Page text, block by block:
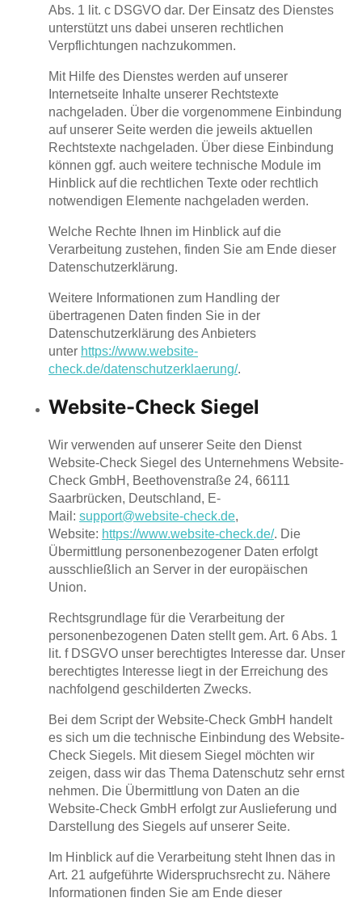
Abs. 1 lit. c DSGVO dar. Der Einsatz des Dienstes
unterstützt uns dabei unseren rechtlichen
Verpflichtungen nachzukommen.
Mit Hilfe des Dienstes werden auf unserer
Internetseite Inhalte unserer Rechtstexte
nachgeladen. Über die vorgenommene Einbindung
auf unserer Seite werden die jeweils aktuellen
Rechtstexte nachgeladen. Über diese Einbindung
können ggf. auch weitere technische Module im
Hinblick auf die rechtlichen Texte oder rechtlich
notwendigen Elemente nachgeladen werden.
Welche Rechte Ihnen im Hinblick auf die
Verarbeitung zustehen, finden Sie am Ende dieser
Datenschutzerklärung.
Weitere Informationen zum Handling der
übertragenen Daten finden Sie in der
Datenschutzerklärung des Anbieters
unter https://www.website-
check.de/datenschutzerklaerung/.
Website-Check Siegel
Wir verwenden auf unserer Seite den Dienst
Website-Check Siegel des Unternehmens Website-
Check GmbH, Beethovenstraße 24, 66111
Saarbrücken, Deutschland, E-
Mail: support@website-check.de,
Website: https://www.website-check.de/. Die
Übermittlung personenbezogener Daten erfolgt
ausschließlich an Server in der europäischen
Union.
Rechtsgrundlage für die Verarbeitung der
personenbezogenen Daten stellt gem. Art. 6 Abs. 1
lit. f DSGVO unser berechtigtes Interesse dar. Unser
berechtigtes Interesse liegt in der Erreichung des
nachfolgend geschilderten Zwecks.
Bei dem Script der Website-Check GmbH handelt
es sich um die technische Einbindung des Website-
Check Siegels. Mit diesem Siegel möchten wir
zeigen, dass wir das Thema Datenschutz sehr ernst
nehmen. Die Übermittlung von Daten an die
Website-Check GmbH erfolgt zur Auslieferung und
Darstellung des Siegels auf unserer Seite.
Im Hinblick auf die Verarbeitung steht Ihnen das in
Art. 21 aufgeführte Widerspruchsrecht zu. Nähere
Informationen finden Sie am Ende dieser